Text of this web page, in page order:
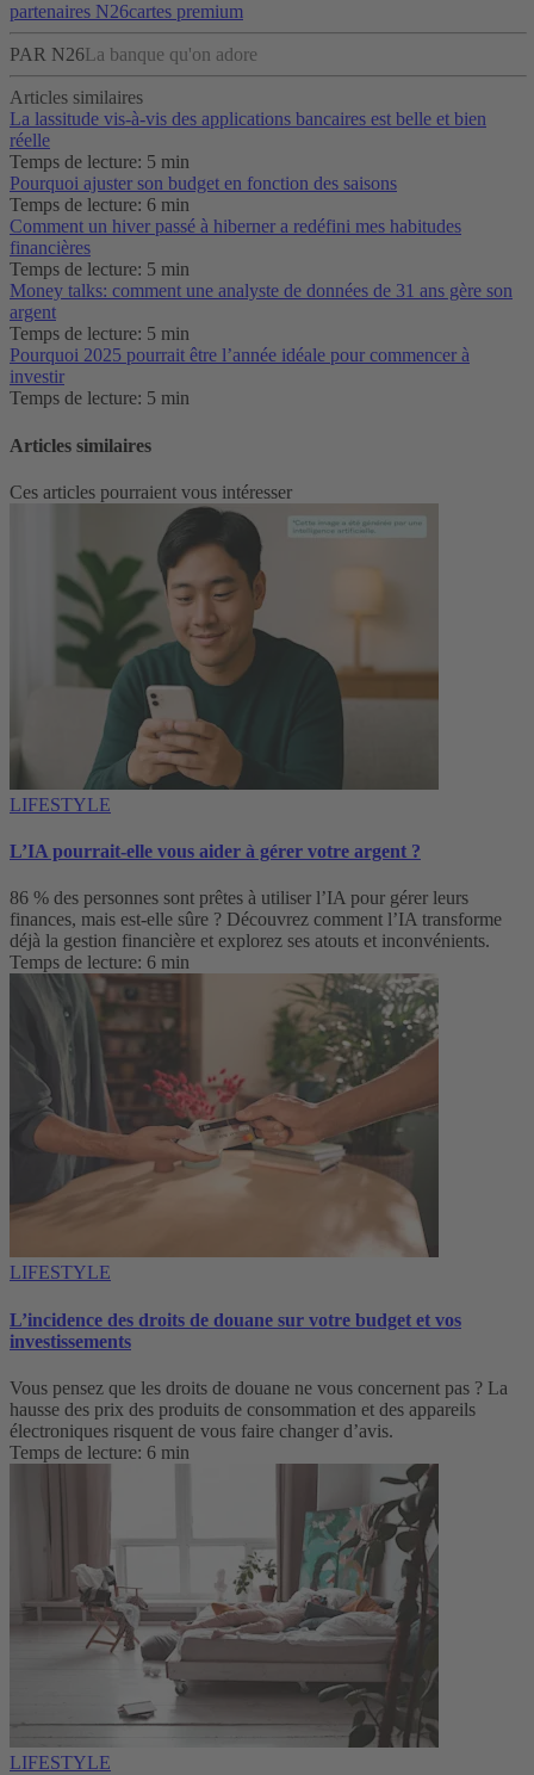
partenaires N26cartes premium
PAR N26La banque qu'on adore
Articles similaires
La lassitude vis-à-vis des applications bancaires est belle et bien
réelle‌
Temps de lecture: 5 min
Pourquoi ajuster son budget en fonction des saisons
Temps de lecture: 6 min
Comment un hiver passé à hiberner a redéfini mes habitudes
financières
Temps de lecture: 5 min
Money talks: comment une analyste de données de 31 ans gère son
argent
Temps de lecture: 5 min
Pourquoi 2025 pourrait être l’année idéale pour commencer à
investir
Temps de lecture: 5 min
Articles similaires
Ces articles pourraient vous intéresser
LIFESTYLE
L’IA pourrait-elle vous aider à gérer votre argent ?
86 % des personnes sont prêtes à utiliser l’IA pour gérer leurs
finances, mais est-elle sûre ? Découvrez comment l’IA transforme
déjà la gestion financière et explorez ses atouts et inconvénients.
Temps de lecture: 6 min
LIFESTYLE
L’incidence des droits de douane sur votre budget et vos
investissements
Vous pensez que les droits de douane ne vous concernent pas ? La
hausse des prix des produits de consommation et des appareils
électroniques risquent de vous faire changer d’avis.
Temps de lecture: 6 min
LIFESTYLE